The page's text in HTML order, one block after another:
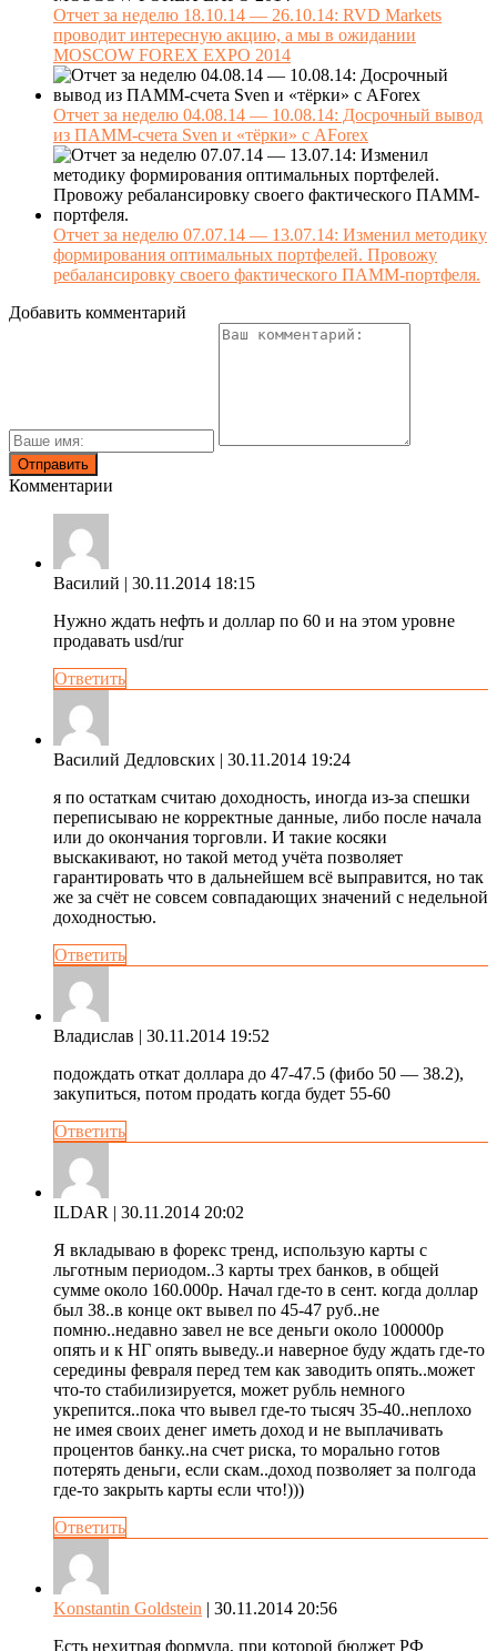
Отчет за неделю 18.10.14 — 26.10.14: RVD Markets
проводит интересную акцию, а мы в ожидании
MOSCOW FOREX EXPO 2014
Отчет за неделю 04.08.14 — 10.08.14: Досрочный вывод
из ПАММ-счета Sven и «тёрки» с AForex
Отчет за неделю 07.07.14 — 13.07.14: Изменил методику
формирования оптимальных портфелей. Провожу
ребалансировку своего фактического ПАММ-портфеля.
Добавить комментарий
Комментарии
Василий | 30.11.2014 18:15
Нужно ждать нефть и доллар по 60 и на этом уровне
продавать usd/rur
Ответить
Василий Дедловских | 30.11.2014 19:24
я по остаткам считаю доходность, иногда из-за спешки
переписываю не корректные данные, либо после начала
или до окончания торговли. И такие косяки
выскакивают, но такой метод учёта позволяет
гарантировать что в дальнейшем всё выправится, но так
же за счёт не совсем совпадающих значений с недельной
доходностью.
Ответить
Владислав | 30.11.2014 19:52
подождать откат доллара до 47-47.5 (фибо 50 — 38.2),
закупиться, потом продать когда будет 55-60
Ответить
ILDAR | 30.11.2014 20:02
Я вкладываю в форекс тренд, использую карты с
льготным периодом..3 карты трех банков, в общей
сумме около 160.000р. Начал где-то в сент. когда доллар
был 38..в конце окт вывел по 45-47 руб..не
помню..недавно завел не все деньги около 100000р
опять и к НГ опять выведу..и наверное буду ждать где-то
середины февраля перед тем как заводить опять..может
что-то стабилизируется, может рубль немного
укрепится..пока что вывел где-то тысяч 35-40..неплохо
не имея своих денег иметь доход и не выплачивать
процентов банку..на счет риска, то морально готов
потерять деньги, если скам..доход позволяет за полгода
где-то закрыть карты если что!)))
Ответить
Konstantin Goldstein | 30.11.2014 20:56
Есть нехитрая формула, при которой бюджет РФ